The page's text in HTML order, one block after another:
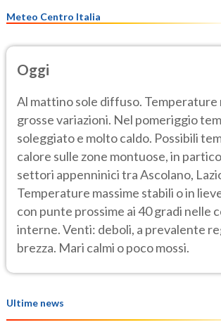
Meteo Centro Italia
Oggi
Al mattino sole diffuso. Temperature
grosse variazioni. Nel pomeriggio
soleggiato e molto caldo. Possibili
calore sulle zone montuose, in
settori appenninici tra Ascolano,
Temperature massime stabili o in
con punte prossime ai 40 gradi nelle
interne. Venti: deboli, a prevalente
brezza. Mari calmi o poco mossi.
Ultime news